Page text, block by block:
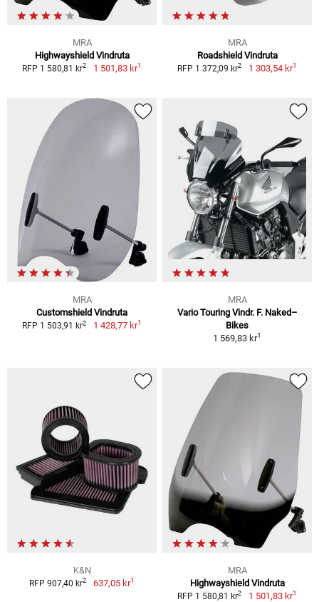
MRA
Highwayshield Vindruta
RFP 1 580,81 kr2 1 501,83 kr1
MRA
Roadshield Vindruta
RFP 1 372,09 kr2 1 303,54 kr1
MRA
Customshield Vindruta
RFP 1 503,91 kr2 1 428,77 kr1
MRA
Vario Touring Vindr. F. Naked–
Bikes
1 569,83 kr1
K&N
RFP 907,40 kr2 637,05 kr1
MRA
Highwayshield Vindruta
RFP 1 580,81 kr2 1 501,83 kr1